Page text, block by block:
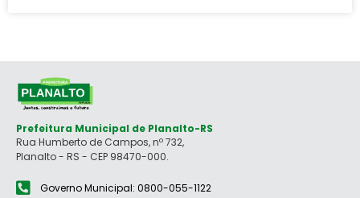
Prefeitura Municipal de Planalto-RS
Rua Humberto de Campos, nº 732,
Planalto - RS - CEP 98470-000.
Governo Municipal: 0800-055-1122